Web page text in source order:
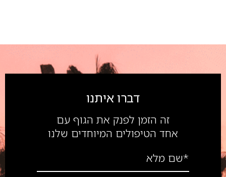
דברו איתנו
זה הזמן לפנק את הגוף עם
אחד הטיפולים המיוחדים שלנו
*שם מלא